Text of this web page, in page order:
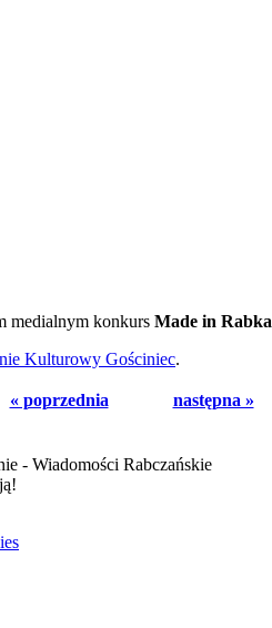
medialnym konkurs Made in Rabka
Kulturowy Gościniec.
« poprzednia następna »
- Wiadomości Rabczańskie